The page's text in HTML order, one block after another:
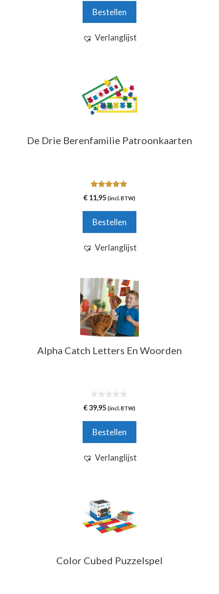
Bestellen
Verlanglijst
De Drie Berenfamilie Patroonkaarten
5.00
van 5
€ 11,95 (incl. BTW)
Bestellen
Verlanglijst
Alpha Catch Letters En Woorden
0
v
5
€39,95 (incl. BTW)
Bestellen
Verlanglijst
Color Cubed Puzzelspel